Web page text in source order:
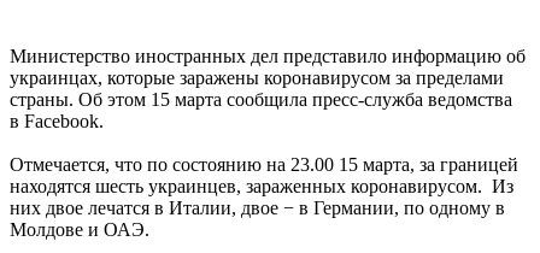
Министерство иностранных дел представило информацию об
украинцах, которые заражены коронавирусом за пределами
страны. Об этом 15 марта сообщила пресс-служба ведомства
в Facebook.
Отмечается, что по состоянию на 23.00 15 марта, за границей
находятся шесть украинцев, зараженных коронавирусом. Из
них двое лечатся в Италии, двое − в Германии, по одному в
Молдове и ОАЭ.